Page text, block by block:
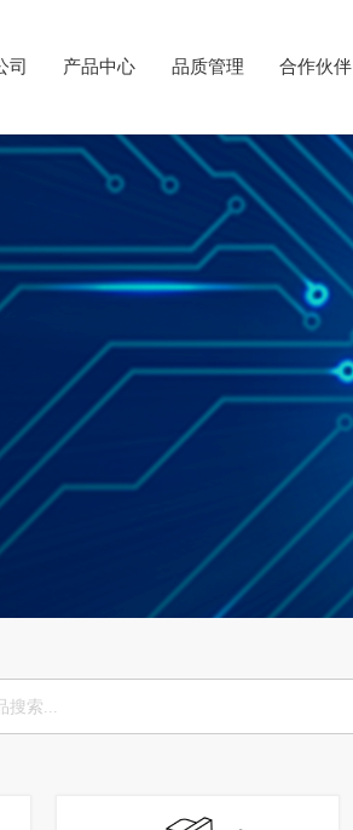
司 产品中心 品质管理 合作伙伴